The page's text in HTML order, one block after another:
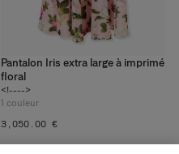
Pantalon Iris extra large à imprimé
floral
<!---->
1 couleur
‌3,050.00 €